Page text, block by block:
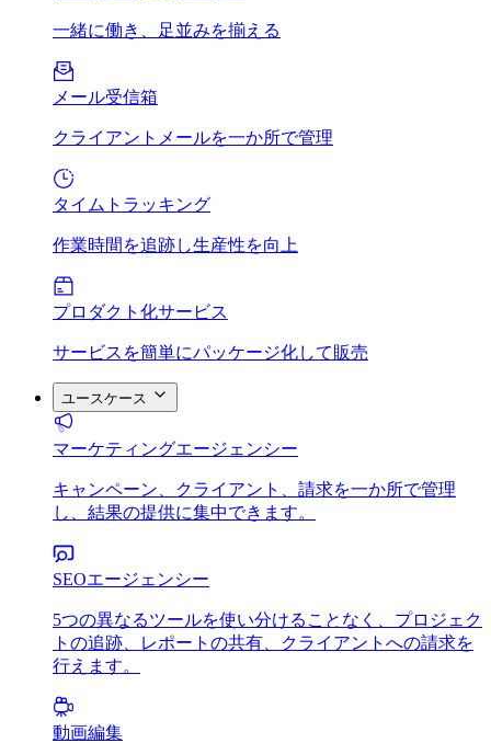
一緒に働き、足並みを揃える
メール受信箱
クライアントメールを一か所で管理
タイムトラッキング
作業時間を追跡し生産性を向上
プロダクト化サービス
サービスを簡単にパッケージ化して販売
ユースケース
マーケティングエージェンシー
キャンペーン、クライアント、請求を一か所で管理
し、結果の提供に集中できます。
SEOエージェンシー
5つの異なるツールを使い分けることなく、プロジェク
トの追跡、レポートの共有、クライアントへの請求を
行えます。
動画編集